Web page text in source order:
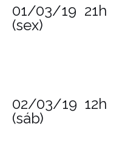
01/03/19
(sex)
21h
02/03/19
(sáb)
12h